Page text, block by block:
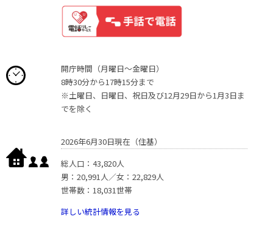
開庁時間（月曜日〜金曜日）
8時30分から17時15分まで
※土曜日、日曜日、祝日及び12月29日から1月3日ま
でを除く
2026年6月30日現在（住基）
総人口：43,820人
男：20,991人／女：22,829人
世帯数：18,031世帯
詳しい統計情報を見る